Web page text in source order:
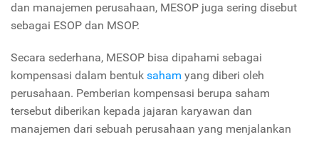
dan manajemen perusahaan, MESOP juga sering disebut
sebagai ESOP dan MSOP.
Secara sederhana, MESOP bisa dipahami sebagai
kompensasi dalam bentuk saham yang diberi oleh
perusahaan. Pemberian kompensasi berupa saham
tersebut diberikan kepada jajaran karyawan dan
manajemen dari sebuah perusahaan yang menjalankan